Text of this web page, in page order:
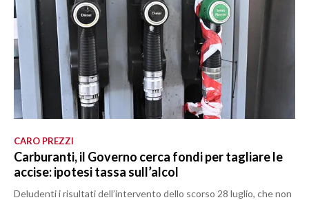
CARO PREZZI
Carburanti, il Governo cerca fondi per tagliare le
accise: ipotesi tassa sull’alcol
Deludenti i risultati dell’intervento dello scorso 28 luglio, che non